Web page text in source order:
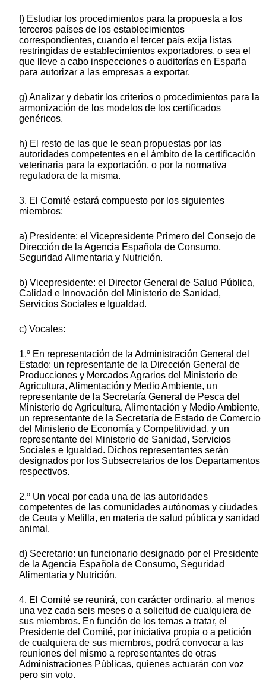
f) Estudiar los procedimientos para la propuesta a los
terceros países de los establecimientos
correspondientes, cuando el tercer país exija listas
restringidas de establecimientos exportadores, o sea el
que lleve a cabo inspecciones o auditorías en España
para autorizar a las empresas a exportar.
g) Analizar y debatir los criterios o procedimientos para la
armonización de los modelos de los certificados
genéricos.
h) El resto de las que le sean propuestas por las
autoridades competentes en el ámbito de la certificación
veterinaria para la exportación, o por la normativa
reguladora de la misma.
3. El Comité estará compuesto por los siguientes
miembros:
a) Presidente: el Vicepresidente Primero del Consejo de
Dirección de la Agencia Española de Consumo,
Seguridad Alimentaria y Nutrición.
b) Vicepresidente: el Director General de Salud Pública,
Calidad e Innovación del Ministerio de Sanidad,
Servicios Sociales e Igualdad.
c) Vocales:
1.º En representación de la Administración General del
Estado: un representante de la Dirección General de
Producciones y Mercados Agrarios del Ministerio de
Agricultura, Alimentación y Medio Ambiente, un
representante de la Secretaría General de Pesca del
Ministerio de Agricultura, Alimentación y Medio Ambiente,
un representante de la Secretaría de Estado de Comercio
del Ministerio de Economía y Competitividad, y un
representante del Ministerio de Sanidad, Servicios
Sociales e Igualdad. Dichos representantes serán
designados por los Subsecretarios de los Departamentos
respectivos.
2.º Un vocal por cada una de las autoridades
competentes de las comunidades autónomas y ciudades
de Ceuta y Melilla, en materia de salud pública y sanidad
animal.
d) Secretario: un funcionario designado por el Presidente
de la Agencia Española de Consumo, Seguridad
Alimentaria y Nutrición.
4. El Comité se reunirá, con carácter ordinario, al menos
una vez cada seis meses o a solicitud de cualquiera de
sus miembros. En función de los temas a tratar, el
Presidente del Comité, por iniciativa propia o a petición
de cualquiera de sus miembros, podrá convocar a las
reuniones del mismo a representantes de otras
Administraciones Públicas, quienes actuarán con voz
pero sin voto.